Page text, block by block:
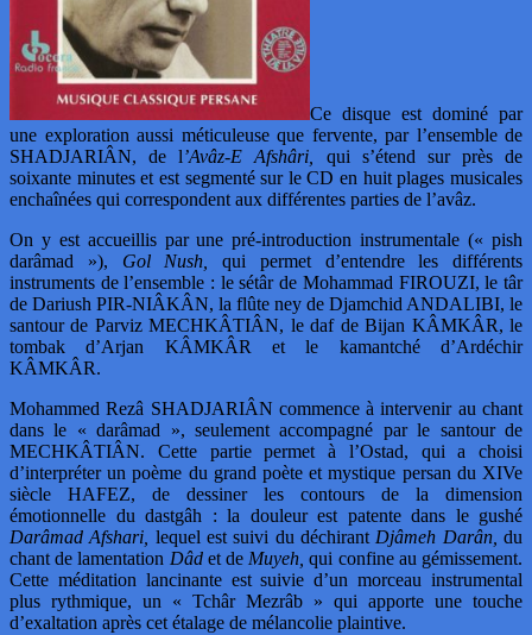
Ce disque est dominé par
une exploration aussi méticuleuse que fervente, par l’ensemble de
SHADJARIÂN, de l’Avâz-E Afshâri,
qui s’étend sur près de
soixante minutes et est segmenté sur le CD en huit plages musicales
enchaînées qui correspondent aux différentes parties de l’avâz.
On y est accueillis par une pré-introduction instrumentale (« pish
darâmad »), Gol Nush,
qui permet d’entendre les différents
instruments de l’ensemble : le sétâr de Mohammad FIROUZI, le târ
de Dariush PIR-NIÂKÂN, la flûte ney de Djamchid ANDALIBI, le
santour de Parviz MECHKÂTIÂN, le daf de Bijan KÂMKÂR, le
tombak d’Arjan KÂMKÂR et le kamantché d’Ardéchir
KÂMKÂR.
Mohammed Rezâ SHADJARIÂN commence à intervenir au chant
dans le « darâmad », seulement accompagné par le santour de
MECHKÂTIÂN. Cette partie permet à l’Ostad, qui a choisi
d’interpréter un poème du grand poète et mystique persan du XIVe
siècle HAFEZ, de dessiner les contours de la dimension
émotionnelle du dastgâh : la douleur est patente dans le gushé
Darâmad Afshari, lequel est suivi du déchirant Djâmeh Darân, du
chant de lamentation Dâdet de Muyeh, qui confine au gémissement.
Cette méditation lancinante est suivie d’un morceau instrumental
plus rythmique, un « Tchâr Mezrâb » qui apporte une touche
d’exaltation après cet étalage de mélancolie plaintive.